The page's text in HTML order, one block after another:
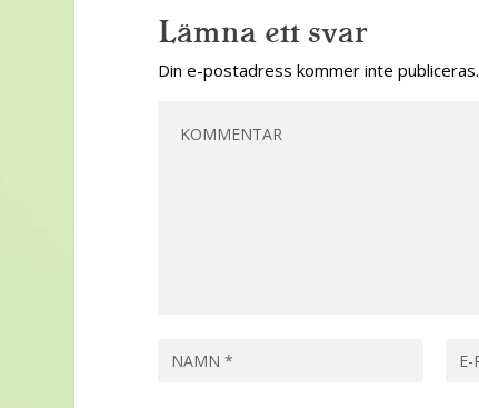
Lämna ett svar
Din e-postadress kommer inte publiceras.